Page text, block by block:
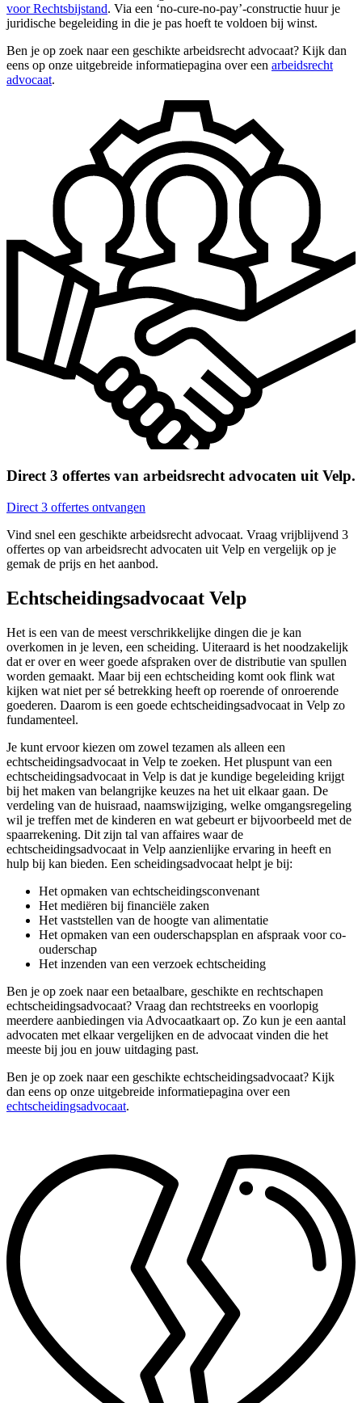
voor Rechtsbijstand. Via een ‘no-cure-no-pay’-constructie huur je
juridische begeleiding in die je pas hoeft te voldoen bij winst.
Ben je op zoek naar een geschikte arbeidsrecht advocaat? Kijk dan
eens op onze uitgebreide informatiepagina over een arbeidsrecht
advocaat.
Direct 3 offertes van arbeidsrecht advocaten uit Velp.
Direct 3 offertes ontvangen
Vind snel een geschikte arbeidsrecht advocaat. Vraag vrijblijvend 3
offertes op van arbeidsrecht advocaten uit Velp en vergelijk op je
gemak de prijs en het aanbod.
Echtscheidingsadvocaat Velp
Het is een van de meest verschrikkelijke dingen die je kan
overkomen in je leven, een scheiding. Uiteraard is het noodzakelijk
dat er over en weer goede afspraken over de distributie van spullen
worden gemaakt. Maar bij een echtscheiding komt ook flink wat
kijken wat niet per sé betrekking heeft op roerende of onroerende
goederen. Daarom is een goede echtscheidingsadvocaat in Velp zo
fundamenteel.
Je kunt ervoor kiezen om zowel tezamen als alleen een
echtscheidingsadvocaat in Velp te zoeken. Het pluspunt van een
echtscheidingsadvocaat in Velp is dat je kundige begeleiding krijgt
bij het maken van belangrijke keuzes na het uit elkaar gaan. De
verdeling van de huisraad, naamswijziging, welke omgangsregeling
wil je treffen met de kinderen en wat gebeurt er bijvoorbeeld met de
spaarrekening. Dit zijn tal van affaires waar de
echtscheidingsadvocaat in Velp aanzienlijke ervaring in heeft en
hulp bij kan bieden. Een scheidingsadvocaat helpt je bij:
Het opmaken van echtscheidingsconvenant
Het mediëren bij financiële zaken
Het vaststellen van de hoogte van alimentatie
Het opmaken van een ouderschapsplan en afspraak voor co-
ouderschap
Het inzenden van een verzoek echtscheiding
Ben je op zoek naar een betaalbare, geschikte en rechtschapen
echtscheidingsadvocaat? Vraag dan rechtstreeks en voorlopig
meerdere aanbiedingen via Advocaatkaart op. Zo kun je een aantal
advocaten met elkaar vergelijken en de advocaat vinden die het
meeste bij jou en jouw uitdaging past.
Ben je op zoek naar een geschikte echtscheidingsadvocaat? Kijk
dan eens op onze uitgebreide informatiepagina over een
echtscheidingsadvocaat.